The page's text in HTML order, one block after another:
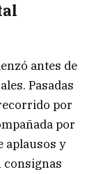
antes de
Pasadas
por
por
aplausos y
consignas